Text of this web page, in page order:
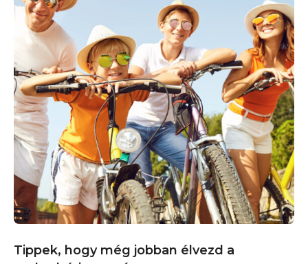
Tippek, hogy még jobban élvezd a